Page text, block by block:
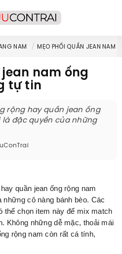
NAM MẸO PHỐI QUẦN JEAN NAM
nam ống
tự tin
rộng hay quần jean ống
đặc quyền của những
quần jean ống rộng nam
cô nàng bánh bèo. Các
thể chọn item này để mix match
Không những dễ mặc, thoải mái
rộng nam còn rất cá tính,